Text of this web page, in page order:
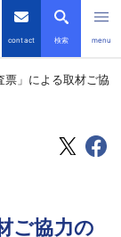
contact 検索 menu
票」による取材ご協
ご協力の